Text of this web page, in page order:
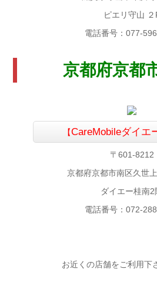
ピエリ守山 ２
電話番号：077-
京都府京都
【CareMobileダイエ
〒601-8212
京都府京都市南区久世
ダイエー桂南2
電話番号：072-
お近くの店舗をご利用下